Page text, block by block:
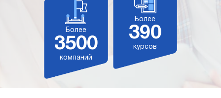
Более
3500
компаний
Более
390
курсов